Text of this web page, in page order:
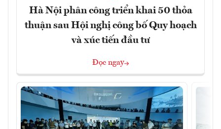
Hà Nội phân công triển khai 50 thỏa
thuận sau Hội nghị công bố Quy hoạch
và xúc tiến đầu tư
Đọc ngay